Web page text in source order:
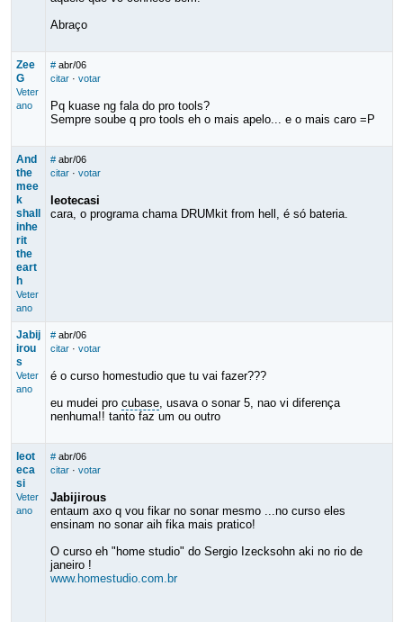
Abraço
Zee
G
Veter
ano
# abr/06
citar· votar
Pq kuase ng fala do pro tools?
Sempre soube q pro tools eh o mais apelo... e o mais caro =P
And
the
mee
k
shall
inhe
rit
the
eart
h
Veter
ano
# abr/06
citar· votar
leotecasi
cara, o programa chama DRUMkit from hell, é só bateria.
Jabij
irou
s
Veter
ano
# abr/06
citar· votar
é o curso homestudio que tu vai fazer???
eu mudei pro cubase, usava o sonar 5, nao vi diferença
nenhuma!! tanto faz um ou outro
leot
eca
si
Veter
ano
# abr/06
citar· votar
Jabijirous
entaum axo q vou fikar no sonar mesmo ...no curso eles
ensinam no sonar aih fika mais pratico!
O curso eh "home studio" do Sergio Izecksohn aki no rio de
janeiro !
www.homestudio.com.br